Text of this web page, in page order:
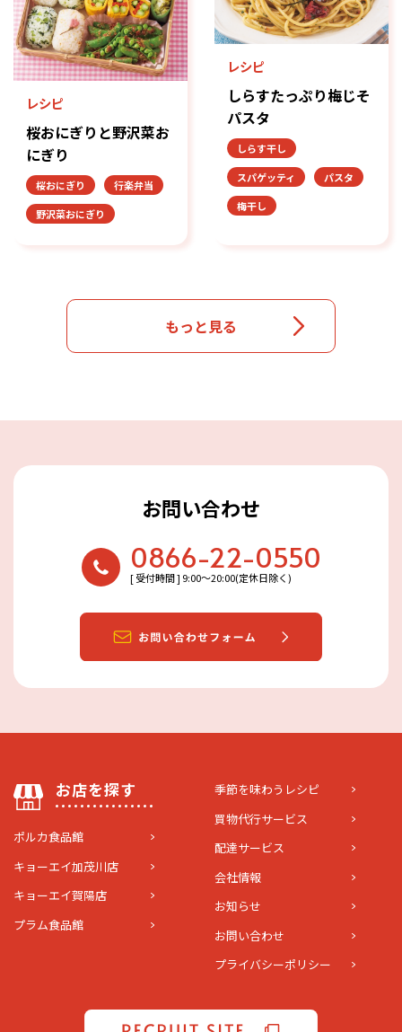
レシピ
桜おにぎりと野沢菜お
にぎり
桜おにぎり
行楽弁当
野沢菜おにぎり
レシピ
しらすたっぷり梅じそ
パスタ
しらす干し
スパゲッティ
パスタ
梅干し
もっと見る
お問い合わせ
0866-22-0550
[ 受付時間 ] 9:00〜20:00(定休日除く)
お店を探す
ポルカ食品館
キョーエイ加茂川店
キョーエイ賀陽店
プラム食品館
季節を味わうレシピ
買物代行サービス
配達サービス
会社情報
お知らせ
お問い合わせ
プライバシーポリシー